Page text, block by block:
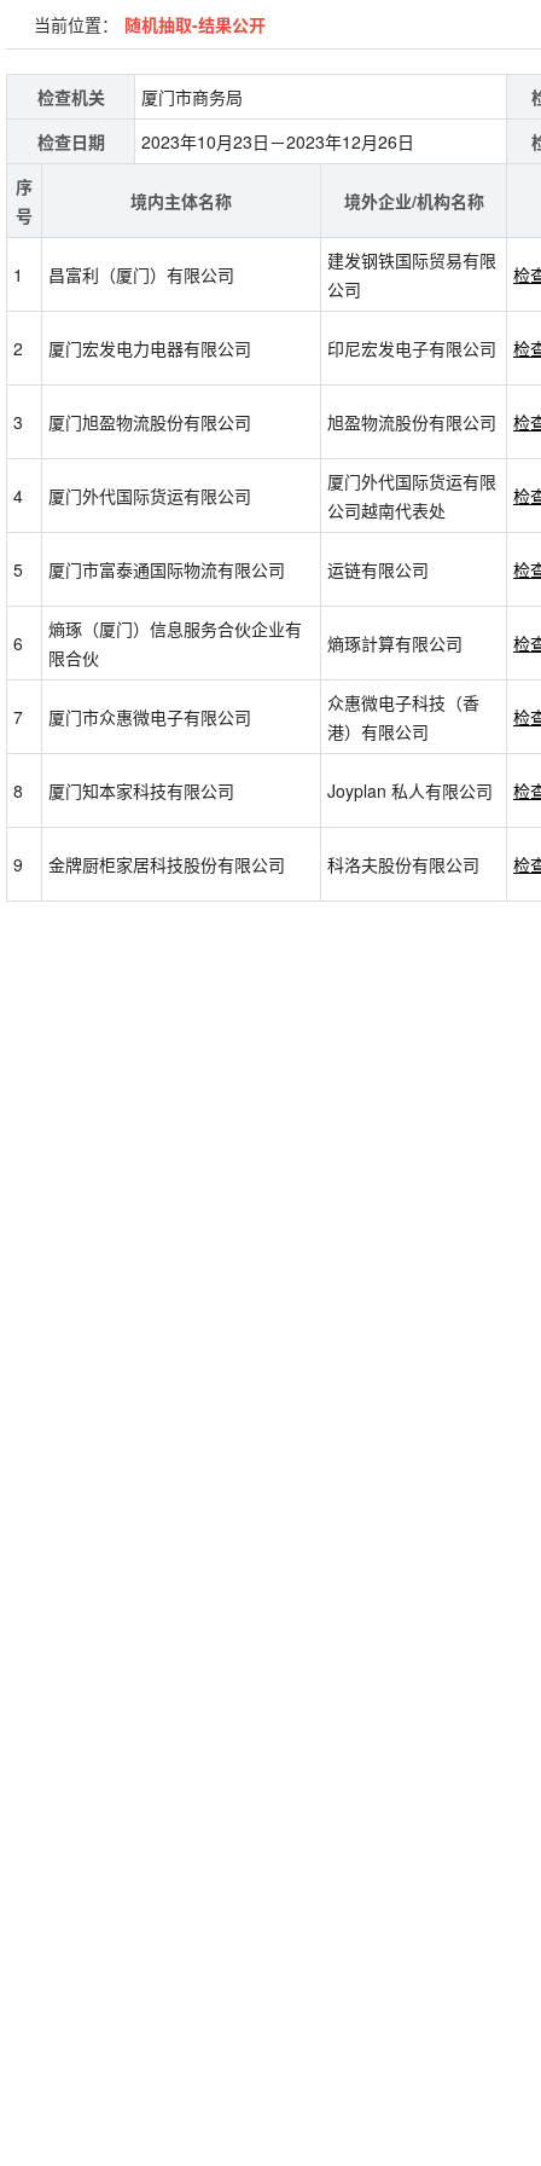
当前位置： 随机抽取-结果公开
检查机关 厦门市商务局
检查日期
2023年10月23日－2023年12月26日
序
号
境内主体名称 境外企业/机构名称
1 昌富利（厦门）有限公司
建发钢铁国际贸易有限
公司
检
2 厦门宏发电力电器有限公司 印尼宏发电子有限公司 检
3 厦门旭盈物流股份有限公司 旭盈物流股份有限公司 检
4 厦门外代国际货运有限公司
厦门外代国际货运有限
公司越南代表处
检
5 厦门市富泰通国际物流有限公司 运链有限公司 检
6
熵琢（厦门）信息服务合伙企业有
限合伙
熵琢計算有限公司 检
7 厦门市众惠微电子有限公司
众惠微电子科技（香
港）有限公司
检
8 厦门知本家科技有限公司 Joyplan 私人有限公司 检
9 金牌厨柜家居科技股份有限公司 科洛夫股份有限公司 检